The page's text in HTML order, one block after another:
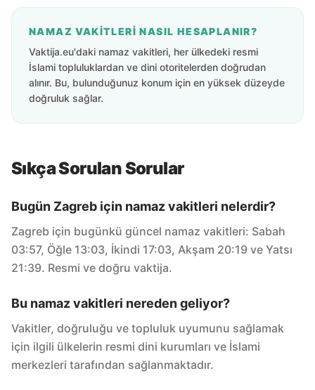
NAMAZ VAKITLERI NASIL HESAPLANIR?
Vaktija.eu'daki namaz vakitleri, her ülkedeki resmi
İslami topluluklardan ve dini otoritelerden doğrudan
alınır. Bu, bulunduğunuz konum için en yüksek düzeyde
doğruluk sağlar.
Sıkça Sorulan Sorular
Bugün Zagreb için namaz vakitleri nelerdir?
Zagreb için bugünkü güncel namaz vakitleri: Sabah
03:57, Öğle 13:03, İkindi 17:03, Akşam 20:19 ve Yatsı
21:39. Resmi ve doğru vaktija.
Bu namaz vakitleri nereden geliyor?
Vakitler, doğruluğu ve topluluk uyumunu sağlamak
için ilgili ülkelerin resmi dini kurumları ve İslami
merkezleri tarafından sağlanmaktadır.